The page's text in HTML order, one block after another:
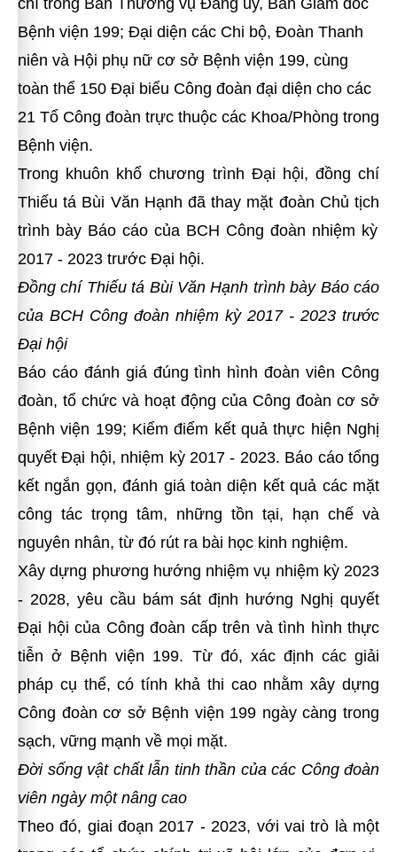
chí trong Ban Thường vụ Đảng ủy, Ban Giám đốc
Bệnh viện 199; Đại diện các Chi bộ, Đoàn Thanh
niên và Hội phụ nữ cơ sở Bệnh viện 199, cùng
toàn thể 150 Đại biểu Công đoàn đại diện cho các
21 Tổ Công đoàn trực thuộc các Khoa/Phòng trong
Bệnh viện.
Trong khuôn khổ chương trình Đại hội, đồng chí
Thiếu tá Bùi Văn Hạnh đã thay mặt đoàn Chủ tịch
trình bày Báo cáo của BCH Công đoàn nhiệm kỳ
2017 - 2023 trước Đại hội.
Đồng chí Thiếu tá Bùi Văn Hạnh trình bày Báo cáo
của BCH Công đoàn nhiệm kỳ 2017 - 2023 trước
Đại hội
Báo cáo đánh giá đúng tình hình đoàn viên Công
đoàn, tổ chức và hoạt động của Công đoàn cơ sở
Bệnh viện 199; Kiểm điểm kết quả thực hiện Nghị
quyết Đại hội, nhiệm kỳ 2017 - 2023. Báo cáo tổng
kết ngắn gọn, đánh giá toàn diện kết quả các mặt
công tác trọng tâm, những tồn tại, hạn chế và
nguyên nhân, từ đó rút ra bài học kinh nghiệm.
Xây dựng phương hướng nhiệm vụ nhiệm kỳ 2023
- 2028, yêu cầu bám sát định hướng Nghị quyết
Đại hội của Công đoàn cấp trên và tình hình thực
tiễn ở Bệnh viện 199. Từ đó, xác định các giải
pháp cụ thể, có tính khả thi cao nhằm xây dựng
Công đoàn cơ sở Bệnh viện 199 ngày càng trong
sạch, vững mạnh về mọi mặt.
Đời sống vật chất lẫn tinh thần của các Công đoàn
viên ngày một nâng cao
Theo đó, giai đoạn 2017 - 2023, với vai trò là một